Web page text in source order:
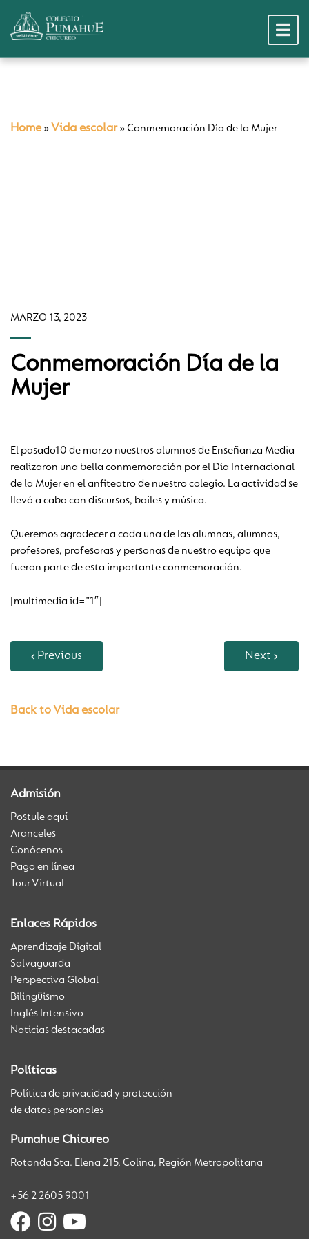
Home » Vida escolar» Conmemoración Día de la Mujer
MARZO 13, 2023
Conmemoración Día de la
Mujer
El pasado10 de marzo nuestros alumnos de Enseñanza Media
realizaron una bella conmemoración por el Día Internacional
de la Mujer en el anfiteatro de nuestro colegio. La actividad se
llevó a cabo con discursos, bailes y música.
Queremos agradecer a cada una de las alumnas, alumnos,
profesores, profesoras y personas de nuestro equipo que
fueron parte de esta importante conmemoración.
[multimedia id=”1″]
Previous Next
Back to Vida escolar
Admisión
Postule aquí
Aranceles
Conócenos
Pago en línea
Tour Virtual
Enlaces Rápidos
Aprendizaje Digital
Salvaguarda
Perspectiva Global
Bilingüismo
Inglés Intensivo
Noticias destacadas
Políticas
Política de privacidad y protección
de datos personales
Pumahue Chicureo
Rotonda Sta. Elena 215, Colina, Región Metropolitana
+56 2 2605 9001